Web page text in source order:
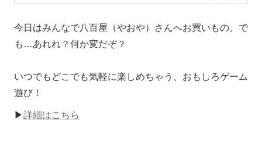
今日はみんなで八百屋（やおや）さんへお買いもの。で
も…あれれ？何か変だぞ？
いつでもどこでも気軽に楽しめちゃう、おもしろゲーム
遊び！
▶詳細はこちら